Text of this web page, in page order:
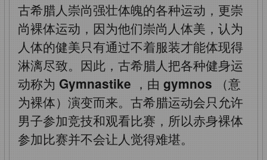
古希腊人崇尚强壮体魄的各种运动，更崇
尚裸体运动，因为他们崇尚人体美，认为
人体的健美只有通过不着服装才能体现得
淋漓尽致。因此，古希腊人把各种健身运
动称为 Gymnastike ，由 gymnos （意
为裸体）演变而来。古希腊运动会只允许
男子参加竞技和观看比赛，所以赤身裸体
参加比赛并不会让人觉得难堪。